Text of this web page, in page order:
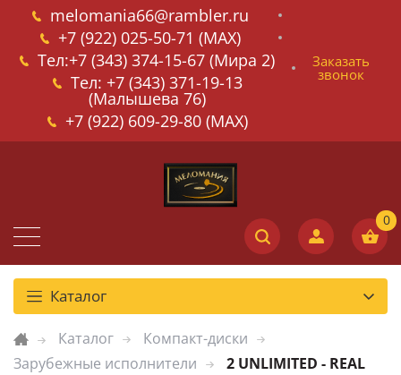
melomania66@rambler.ru
+7 (922) 025-50-71 (MAX)
Тел:+7 (343) 374-15-67 (Мира 2)
Тел: +7 (343) 371-19-13
(Малышева 76)
+7 (922) 609-29-80 (MAX)
Заказать
звонок
Каталог
Каталог
Компакт-диски
Зарубежные исполнители
2 UNLIMITED - REAL